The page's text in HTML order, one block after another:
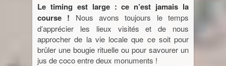
Le timing est large : ce n’est jamais la
course ! Nous avons toujours le temps
d’apprécier les lieux visités et de nous
approcher de la vie locale que ce soit pour
brûler une bougie rituelle ou pour savourer un
jus de coco entre deux monuments !